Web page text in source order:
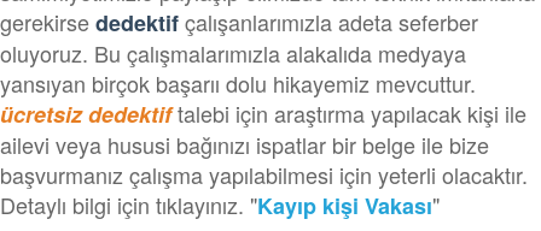
gerekirsededektifçalışanlarımızla adeta seferber
oluyoruz. Bu çalışmalarımızla alakalıda medyaya
yansıyan birçok başarıı dolu hikayemiz mevcuttur.
ücretsiz dedektiftalebi için araştırma yapılacak kişi ile
ailevi veya hususi bağınızı ispatlar bir belge ile bize
başvurmanız çalışma yapılabilmesi için yeterli olacaktır.
Detaylı bilgi için tıklayınız. "Kayıp kişi Vakası"